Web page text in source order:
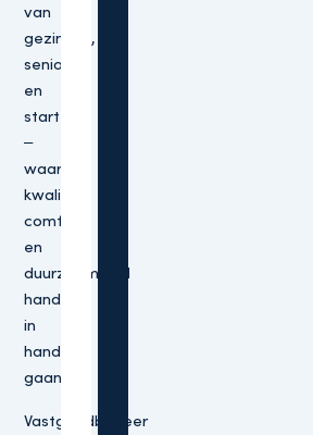
van
gezinnen,
senioren
en
starters
–
waar
kwaliteit,
comfort
en
duurzaamheid
hand
in
hand
gaan.”
Vastgoedbeheer